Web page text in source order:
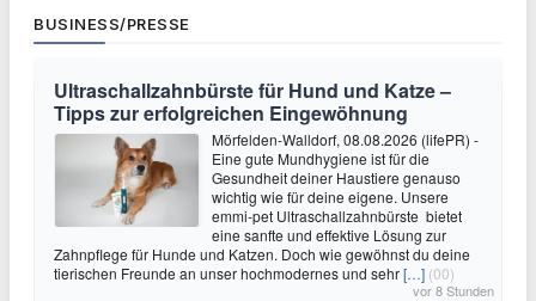
BUSINESS/PRESSE
Ultraschallzahnbürste für Hund und Katze –
Tipps zur erfolgreichen Eingewöhnung
Mörfelden-Walldorf, 08.08.2026 (lifePR) -
Eine gute Mundhygiene ist für die
Gesundheit deiner Haustiere genauso
wichtig wie für deine eigene. Unsere
emmi-pet Ultraschallzahnbürste bietet
eine sanfte und effektive Lösung zur
Zahnpflege für Hunde und Katzen. Doch wie gewöhnst du deine
tierischen Freunde an unser hochmodernes und sehr[…] (00)
vor 8 Stunden